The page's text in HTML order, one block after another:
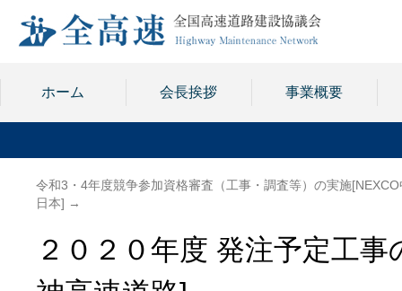
ホーム 会長挨拶 事業概要
令和3・4年度競争参加資格審査（工事・調査等）の実施[NEXCO
日本] →
２０２０年度 発注予定工